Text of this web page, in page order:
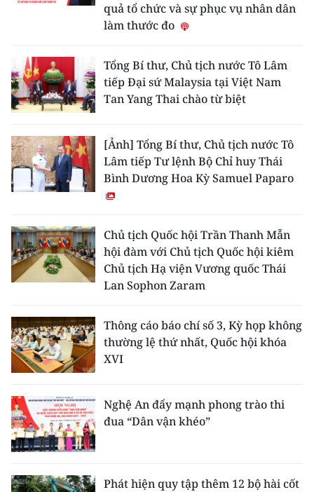
quả tổ chức và sự phục vụ nhân dân
làm thước đo
Tổng Bí thư, Chủ tịch nước Tô Lâm
tiếp Đại sứ Malaysia tại Việt Nam
Tan Yang Thai chào từ biệt
[Ảnh] Tổng Bí thư, Chủ tịch nước Tô
Lâm tiếp Tư lệnh Bộ Chỉ huy Thái
Bình Dương Hoa Kỳ Samuel Paparo
Chủ tịch Quốc hội Trần Thanh Mẫn
hội đàm với Chủ tịch Quốc hội kiêm
Chủ tịch Hạ viện Vương quốc Thái
Lan Sophon Zaram
Thông cáo báo chí số 3, Kỳ họp không
thường lệ thứ nhất, Quốc hội khóa
XVI
Nghệ An đẩy mạnh phong trào thi
đua “Dân vận khéo”
Phát hiện quy tập thêm 12 bộ hài cốt